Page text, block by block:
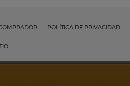
POLÍTICA DE PRIVACIDAD